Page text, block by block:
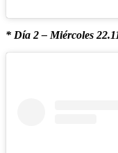
* Día 2 – Miércoles